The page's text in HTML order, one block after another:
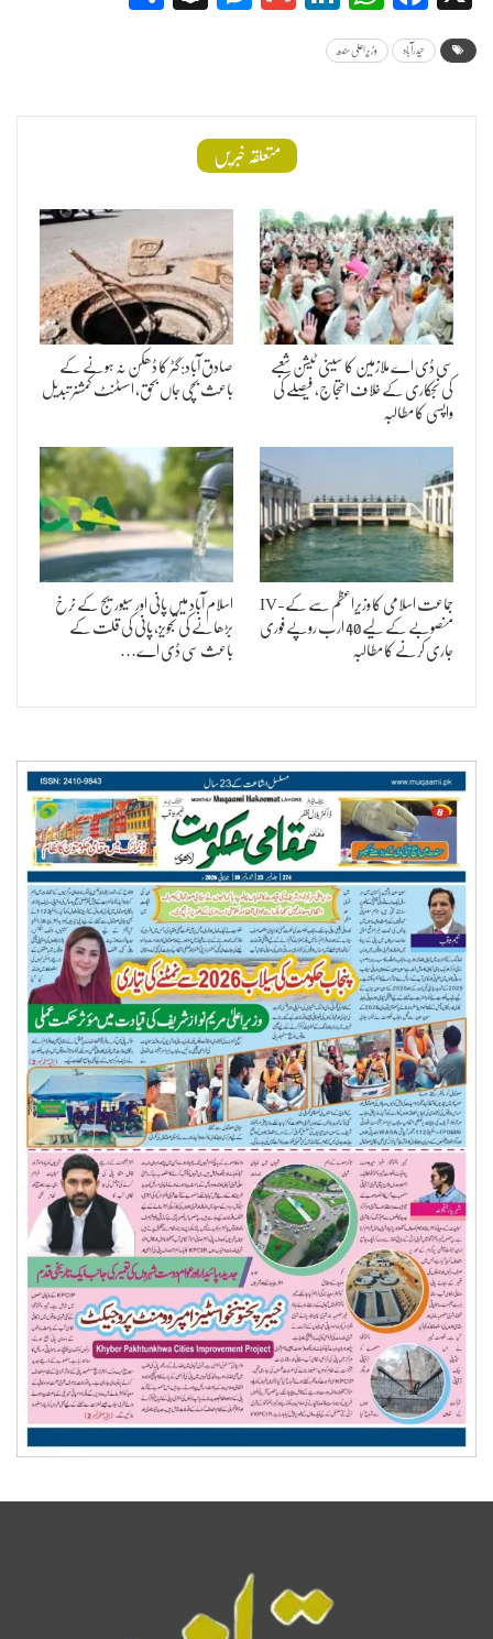
حیدرآباد وزیراعلیٰ سندھ
متعلقہ خبریں
سی ڈی اے ملازمین کا سینی ٹیشن شعبے
کی نجکاری کے خلاف احتجاج، فیصلے کی
واپسی کا مطالبہ
صادق آباد: گٹر کا ڈھکن نہ ہونے کے
باعث بچی جاں بحق، اسسٹنٹ کمشنر تبدیل
جماعت اسلامی کا وزیراعظم سے کے-IV
منصوبے کے لیے 40 ارب روپے فوری
جاری کرنے کا مطالبہ
اسلام آباد میں پانی اور سیوریج کے نرخ
بڑھانے کی تجویز، پانی کی قلت کے
باعث سی ڈی اے…